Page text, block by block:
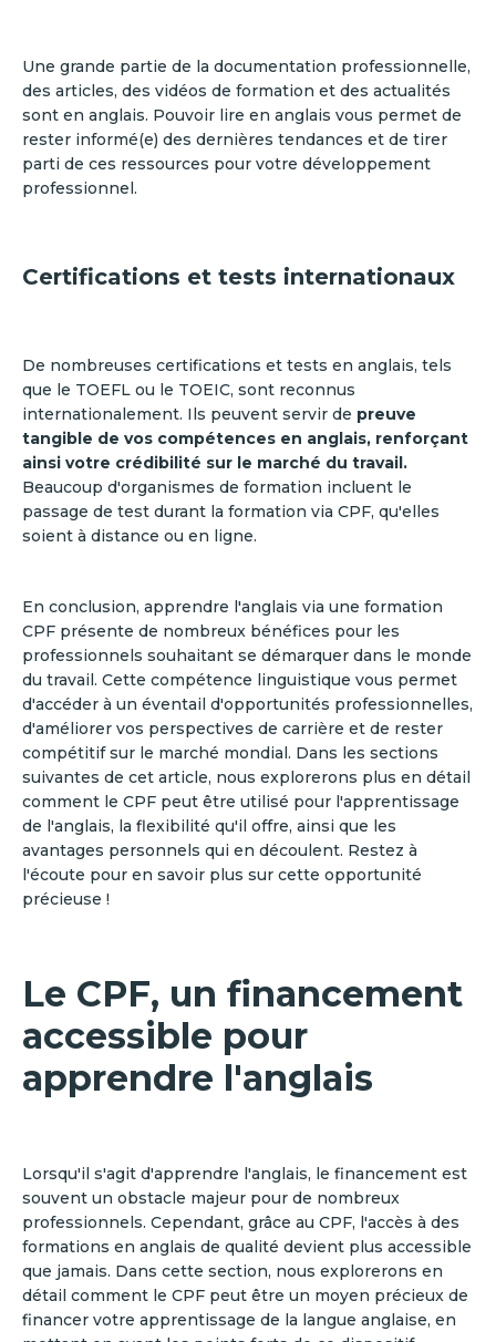
Une grande partie de la documentation professionnelle,
des articles, des vidéos de formation et des actualités
sont en anglais. Pouvoir lire en anglais vous permet de
rester informé(e) des dernières tendances et de tirer
parti de ces ressources pour votre développement
professionnel.
Certifications et tests internationaux
De nombreuses certifications et tests en anglais, tels
que le TOEFL ou le TOEIC, sont reconnus
internationalement. Ils peuvent servir de preuve
tangible de vos compétences en anglais, renforçant
ainsi votre crédibilité sur le marché du travail.
Beaucoup d'organismes de formation incluent le
passage de test durant la formation via CPF, qu'elles
soient à distance ou en ligne.
En conclusion, apprendre l'anglais via une formation
CPF présente de nombreux bénéfices pour les
professionnels souhaitant se démarquer dans le monde
du travail. Cette compétence linguistique vous permet
d'accéder à un éventail d'opportunités professionnelles,
d'améliorer vos perspectives de carrière et de rester
compétitif sur le marché mondial. Dans les sections
suivantes de cet article, nous explorerons plus en détail
comment le CPF peut être utilisé pour l'apprentissage
de l'anglais, la flexibilité qu'il offre, ainsi que les
avantages personnels qui en découlent. Restez à
l'écoute pour en savoir plus sur cette opportunité
précieuse !
Le CPF, un financement
accessible pour
apprendre l'anglais
Lorsqu'il s'agit d'apprendre l'anglais, le financement est
souvent un obstacle majeur pour de nombreux
professionnels. Cependant, grâce au CPF, l'accès à des
formations en anglais de qualité devient plus accessible
que jamais. Dans cette section, nous explorerons en
détail comment le CPF peut être un moyen précieux de
financer votre apprentissage de la langue anglaise, en